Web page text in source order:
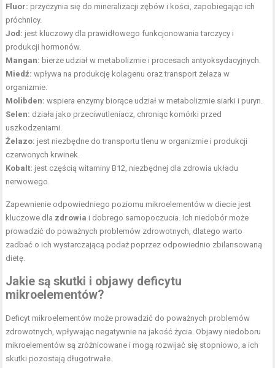
Fluor: przyczynia się do mineralizacji zębów i kości, zapobiegając ich
próchnicy.
Jod: jest kluczowy dla prawidłowego funkcjonowania tarczycy i
produkcji hormonów.
Mangan: bierze udział w metabolizmie i procesach antyoksydacyjnych.
Miedź: wpływa na produkcję kolagenu oraz transport żelaza w
organizmie.
Molibden: wspiera enzymy biorące udział w metabolizmie siarki i puryn.
Selen: działa jako przeciwutleniacz, chroniąc komórki przed
uszkodzeniami.
Żelazo: jest niezbędne do transportu tlenu w organizmie i produkcji
czerwonych krwinek.
Kobalt: jest częścią witaminy B12, niezbędnej dla zdrowia układu
nerwowego.
Zapewnienie odpowiedniego poziomu mikroelementów w diecie jest
kluczowe dla zdrowia i dobrego samopoczucia. Ich niedobór może
prowadzić do poważnych problemów zdrowotnych, dlatego warto
zadbać o ich wystarczającą podaż poprzez odpowiednio zbilansowaną
dietę.
Jakie są skutki i objawy deficytu
mikroelementów?
Deficyt mikroelementów może prowadzić do poważnych problemów
zdrowotnych, wpływając negatywnie na jakość życia. Objawy niedoboru
mikroelementów są zróżnicowane i mogą rozwijać się stopniowo, a ich
skutki pozostają długotrwałe.